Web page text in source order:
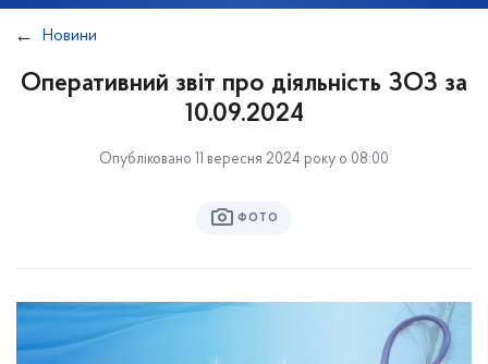
Новини
Оперативний звіт про діяльність ЗОЗ за
10.09.2024
Опубліковано 11 вересня 2024 року о 08:00
ФОТО